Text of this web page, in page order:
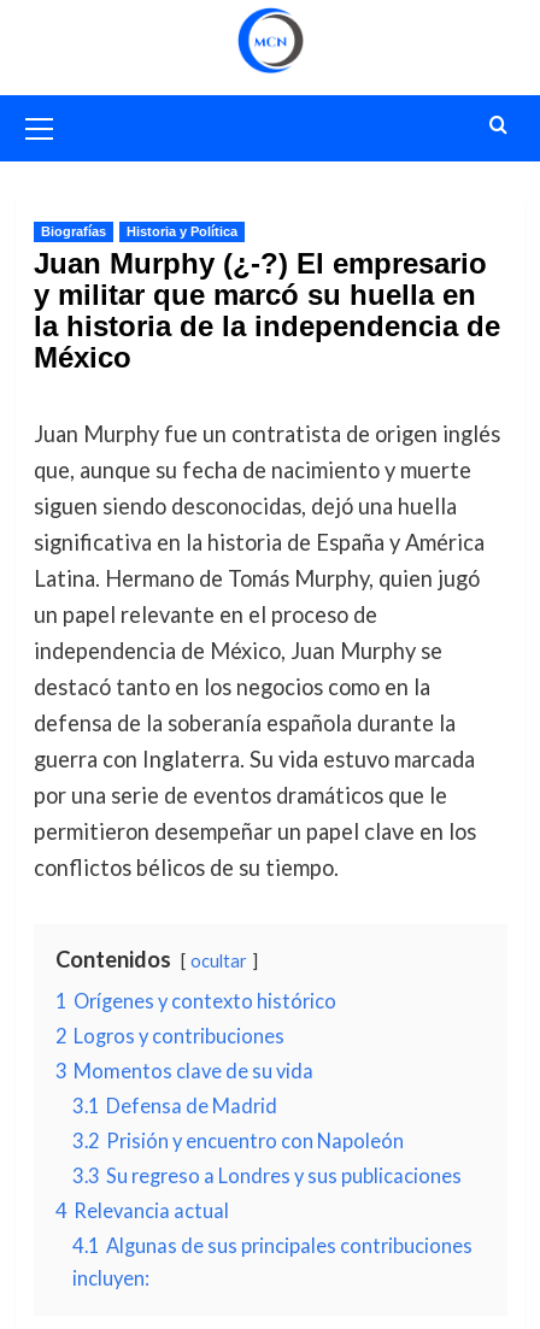
primario
Biografías Historia y Política
Juan Murphy (¿-?) El empresario
y militar que marcó su huella en
la historia de la independencia de
México
Juan Murphy fue un contratista de origen inglés
que, aunque su fecha de nacimiento y muerte
siguen siendo desconocidas, dejó una huella
significativa en la historia de España y América
Latina. Hermano de Tomás Murphy, quien jugó
un papel relevante en el proceso de
independencia de México, Juan Murphy se
destacó tanto en los negocios como en la
defensa de la soberanía española durante la
guerra con Inglaterra. Su vida estuvo marcada
por una serie de eventos dramáticos que le
permitieron desempeñar un papel clave en los
conflictos bélicos de su tiempo.
Contenidos ocultar
1 Orígenes y contexto histórico
2 Logros y contribuciones
3 Momentos clave de su vida
3.1 Defensa de Madrid
3.2 Prisión y encuentro con Napoleón
3.3 Su regreso a Londres y sus publicaciones
4 Relevancia actual
4.1 Algunas de sus principales contribuciones
incluyen: